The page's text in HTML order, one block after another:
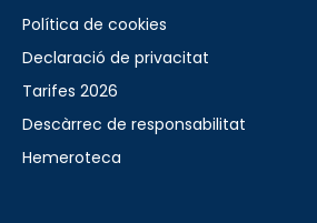
Política de cookies
Declaració de privacitat
Tarifes 2026
Descàrrec de responsabilitat
Hemeroteca